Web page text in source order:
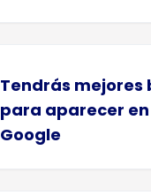
Tendrás mejores
para aparecer en
Google